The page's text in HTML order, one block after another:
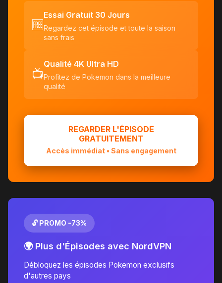
🆓
Essai Gratuit 30 Jours
Regardez cet épisode et toute la saison
sans frais
📺
Qualité 4K Ultra HD
Profitez de Pokemon dans la meilleure
qualité
REGARDER L'ÉPISODE
GRATUITEMENT
Accès immédiat • Sans engagement
🔓 PROMO -73%
🌍 Plus d'Épisodes avec NordVPN
Débloquez les épisodes Pokemon exclusifs
d'autres pays